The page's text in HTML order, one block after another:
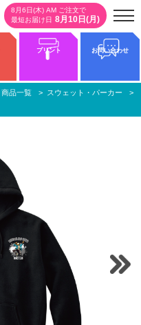
8月6日(木) AM ご注文で
最短お届け日 8月10日(月)
プリント お問い合わせ
商品一覧
スウェット・パーカー